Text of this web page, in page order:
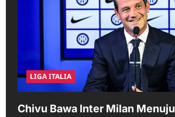
LIGA ITALIA
Chivu Bawa Inter Milan Menuju